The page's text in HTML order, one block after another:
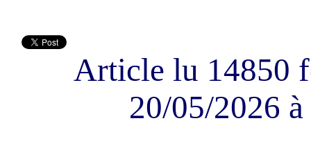
Article lu 14850
20/05/2026